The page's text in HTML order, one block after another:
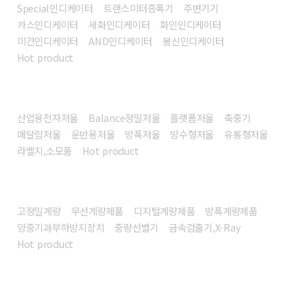
Special인디케이터
트랜스미터증폭기
주변기기
카스인디케이터
세화인디케이터
화인인디케이터
미건인디케이터
AND인디케이터
봉신인디케이터
Hot product
산업용전자저울 Balance정밀저울 플랫폼저울
축중기
매달림저울
운반용저울 방폭저울 방수형저울
유통형저울
라벨지,소모품
Hot product
고정밀계량 무선계량제품 디지털계량제품
방폭계량제품
양중기과부하방지장치
중량선별기
금속검출기,X-Ray
Hot product